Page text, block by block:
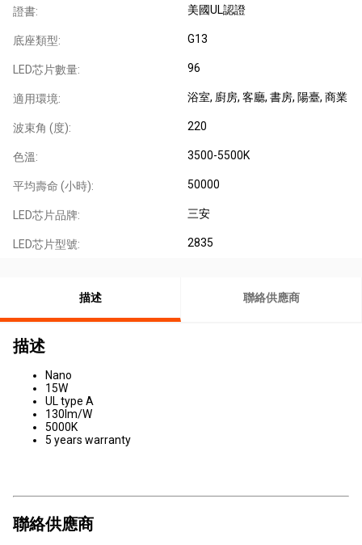
證書: 美國UL認證
底座類型: G13
LED芯片數量: 96
適用環境: 浴室, 廚房, 客廳, 書房, 陽臺, 商業
波束角 (度): 220
色溫: 3500-5500K
平均壽命 (小時): 50000
LED芯片品牌: 三安
LED芯片型號: 2835
描述 聯絡供應商
描述
Nano
15W
UL type A
130lm/W
5000K
5 years warranty
聯絡供應商